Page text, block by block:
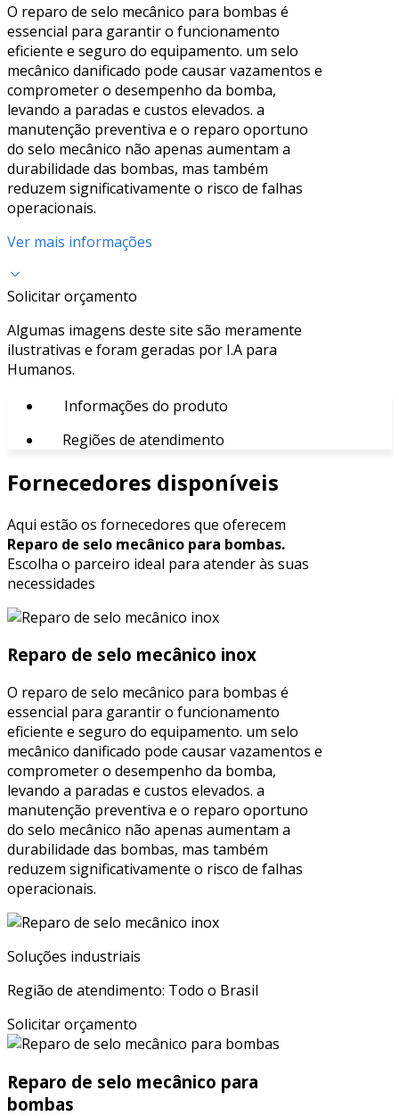
O reparo de selo mecânico para bombas é
essencial para garantir o funcionamento
eficiente e seguro do equipamento. um selo
mecânico danificado pode causar vazamentos e
comprometer o desempenho da bomba,
levando a paradas e custos elevados. a
manutenção preventiva e o reparo oportuno
do selo mecânico não apenas aumentam a
durabilidade das bombas, mas também
reduzem significativamente o risco de falhas
operacionais.
Ver mais informações
Solicitar orçamento
Algumas imagens deste site são meramente
ilustrativas e foram geradas por I.A para
Humanos.
Informações do produto
Regiões de atendimento
Fornecedores disponíveis
Aqui estão os fornecedores que oferecem
Reparo de selo mecânico para bombas.
Escolha o parceiro ideal para atender às suas
necessidades
Reparo de selo mecânico inox
O reparo de selo mecânico para bombas é
essencial para garantir o funcionamento
eficiente e seguro do equipamento. um selo
mecânico danificado pode causar vazamentos e
comprometer o desempenho da bomba,
levando a paradas e custos elevados. a
manutenção preventiva e o reparo oportuno
do selo mecânico não apenas aumentam a
durabilidade das bombas, mas também
reduzem significativamente o risco de falhas
operacionais.
Soluções industriais
Região de atendimento: Todo o Brasil
Solicitar orçamento
Reparo de selo mecânico para
bombas